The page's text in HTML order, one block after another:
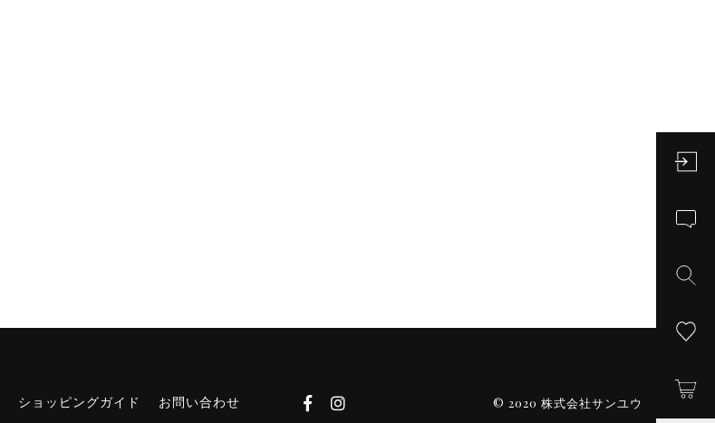
ショッピングガイド お問い合わせ © 2020 株式会社サンユウ